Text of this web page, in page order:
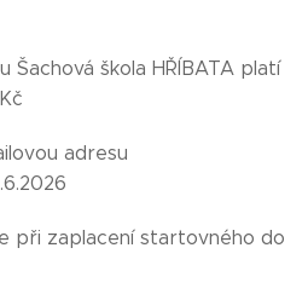
Šachová škola HŘÍBATA platí
adresu
při zaplacení startovného do